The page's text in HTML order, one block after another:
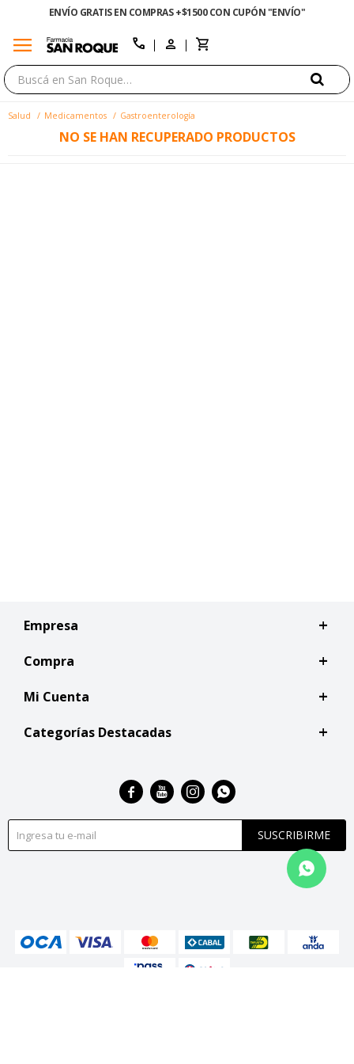
ENVÍO GRATIS EN COMPRAS +$1500 CON CUPÓN "ENVÍO"
menu call
Salud Medicamentos Gastroenterología
NO SE HAN RECUPERADO PRODUCTOS
Empresa
Compra
Mi Cuenta
Categorías Destacadas
SUSCRIBIRME
   
close